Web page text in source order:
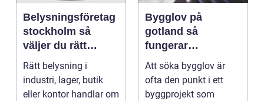
Belysningsföretag
stockholm så
väljer du rätt
partner för
professionell
ljussättning
Rätt belysning i
industri, lager, butik
eller kontor handlar om
Bygglov på
gotland så
fungerar
processen från idé
till godkänt beslut
Att söka bygglov är
ofta den punkt i ett
byggprojekt som